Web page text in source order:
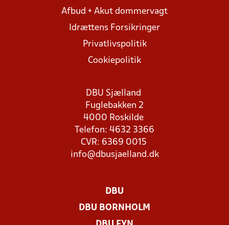
Afbud + Akut dommervagt
Idrættens Forsikringer
Privatlivspolitik
Cookiepolitik
DBU Sjælland
Fuglebakken 2
4000 Roskilde
Telefon: 4632 3366
CVR: 6369 0015
info@dbusjaelland.dk
DBU
DBU BORNHOLM